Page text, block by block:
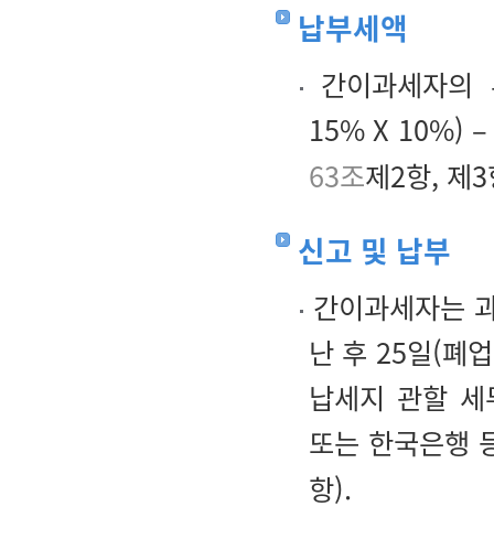
납부세액
간이과세자
15% X 10%) –
63조제2항, 제
신고 및 납부
간이과세자는
난 후 25일(폐
납세지 관할
또는 한국은행
항).